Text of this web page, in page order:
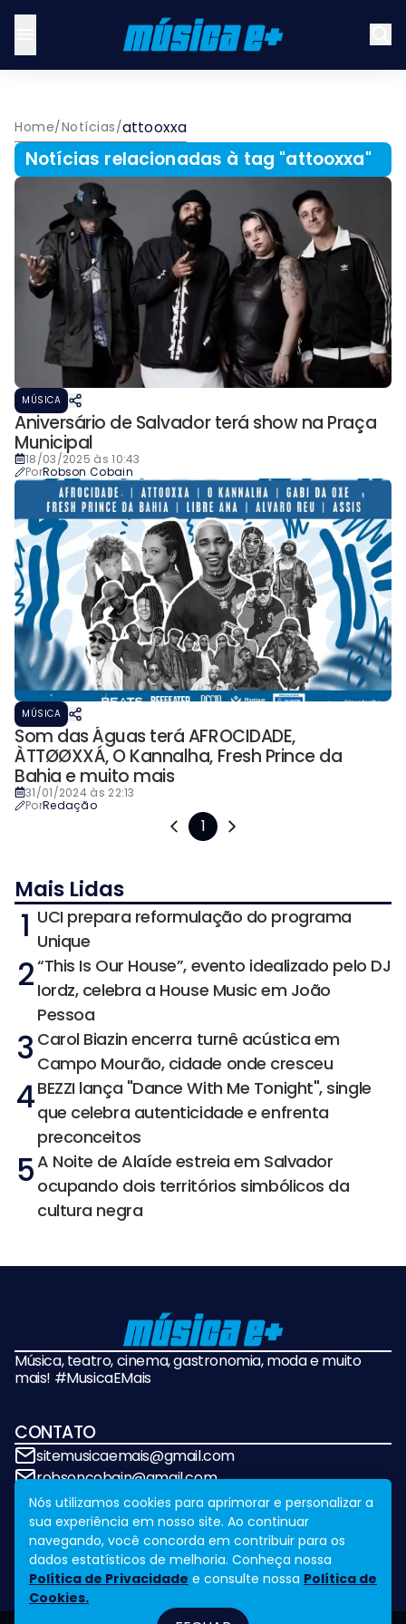
Home/Notícias/attooxxa
Notícias relacionadas à tag "attooxxa"
MÚSICA
Aniversário de Salvador terá show na Praça
Municipal
18/03/2025 às 10:43
PorRobson Cobain
MÚSICA
Som das Águas terá AFROCIDADE,
ÀTTØØXXÁ, O Kannalha, Fresh Prince da
Bahia e muito mais
31/01/2024 às 22:13
PorRedação
1
Mais Lidas
1 UCI prepara reformulação do programa
Unique
2“This Is Our House”, evento idealizado pelo DJ
Iordz, celebra a House Music em João
Pessoa
3 Carol Biazin encerra turnê acústica em
Campo Mourão, cidade onde cresceu
4BEZZI lança "Dance With Me Tonight", single
que celebra autenticidade e enfrenta
preconceitos
5A Noite de Alaíde estreia em Salvador
ocupando dois territórios simbólicos da
cultura negra
Música, teatro, cinema, gastronomia, moda e muito
mais! #MusicaEMais
CONTATO
sitemusicaemais@gmail.com
robsoncobain@gmail.com
REDES SOCIAIS
Nós utilizamos cookies para aprimorar e personalizar a
sua experiência em nosso site. Ao continuar
navegando, você concorda em contribuir para os
dados estatísticos de melhoria. Conheça nossa
Política de Privacidade e consulte nossa Política de
Cookies.